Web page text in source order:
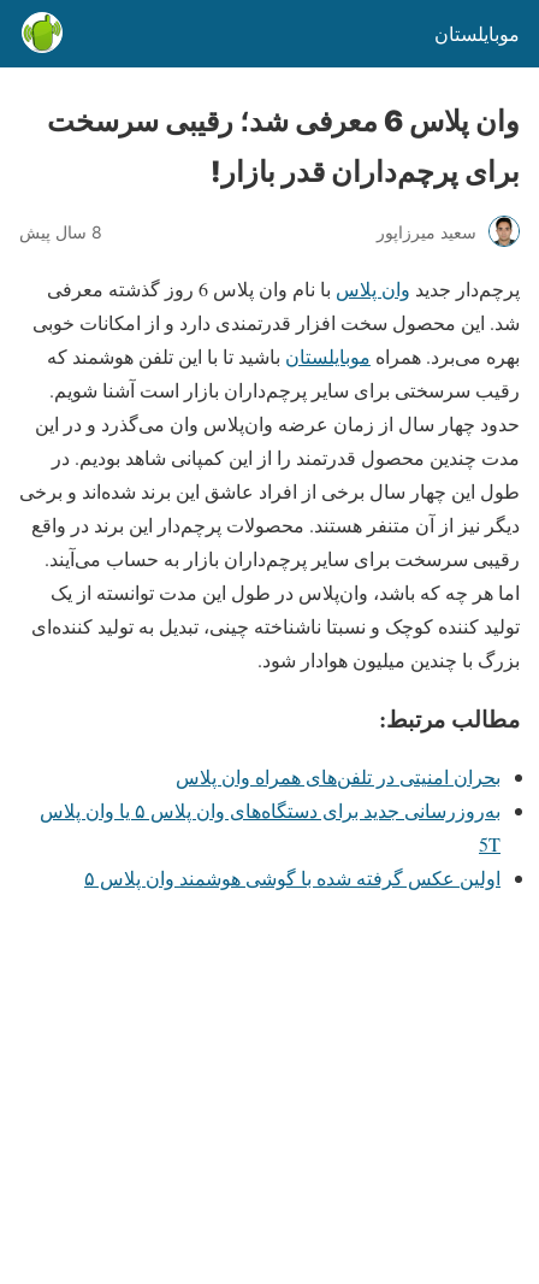
موبایلستان
وان پلاس 6 معرفی شد؛ رقیبی سرسخت
برای پرچم‌داران قدر بازار!
سعید میرزاپور 8 سال پیش
پرچم‌دار جدید وان پلاس
با نام وان پلاس 6 روز گذشته معرفی
شد. این محصول سخت افزار قدرتمندی دارد و از امکانات خوبی
بهره می‌برد. همراه موبایلستان باشید تا با این تلفن هوشمند که
رقیب سرسختی برای سایر پرچم‌داران بازار است آشنا شویم.
حدود چهار سال از زمان عرضه وان‌پلاس وان می‌گذرد و در این
مدت چندین محصول قدرتمند را از این کمپانی شاهد بودیم. در
طول این چهار سال برخی از افراد عاشق این برند شده‌اند و برخی
دیگر نیز از آن متنفر هستند. محصولات پرچم‌دار این برند در واقع
رقیبی سرسخت برای سایر پرچم‌داران بازار به حساب می‌آیند.
اما هر چه که باشد، وان‌پلاس در طول این مدت توانسته از یک
تولید کننده کوچک و نسبتا ناشناخته چینی، تبدیل به تولید کننده‌ای
بزرگ با چندین میلیون هوادار شود.
مطالب مرتبط:
بحران امنیتی در تلفن‌های همراه وان پلاس
به‌روزرسانی جدید برای دستگاه‌های وان پلاس ۵ یا وان پلاس
5T
اولین عکس گرفته شده با گوشی هوشمند وان پلاس ۵